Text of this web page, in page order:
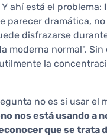
ahí está el problema:
parecer dramática,
disfrazarse
moderna normal". Sin
la
no es si usar el
nos está usando a
que se trata